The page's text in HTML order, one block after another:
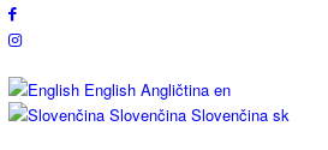
English Angličtina en
Slovenčina Slovenčina sk